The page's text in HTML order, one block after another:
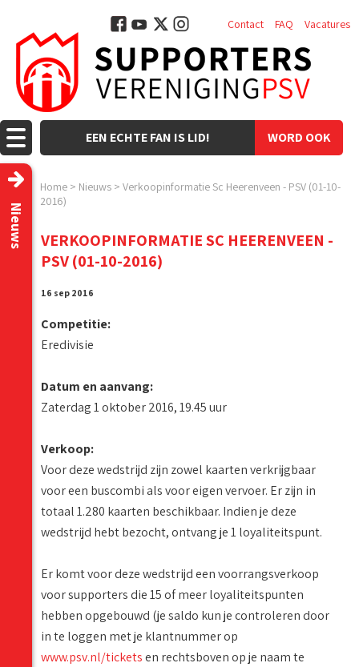
WORD OOK
EEN ECHTE FAN IS LID!
Contact FAQ Vacatures
Home > Nieuws > Verkoopinformatie Sc Heerenveen - PSV (01-10-
2016)
Nieuws
VERKOOPINFORMATIE SC HEERENVEEN -
PSV (01-10-2016)
16 sep 2016
Competitie:
Eredivisie
Datum en aanvang:
Zaterdag 1 oktober 2016, 19.45 uur
Verkoop:
Voor deze wedstrijd zijn zowel kaarten verkrijgbaar
voor een buscombi als voor eigen vervoer. Er zijn in
totaal 1.280 kaarten beschikbaar. Indien je deze
wedstrijd hebt bezocht, ontvang je 1 loyaliteitspunt.
Er komt voor deze wedstrijd een voorrangsverkoop
voor supporters die 15 of meer loyaliteitspunten
hebben opgebouwd (je saldo kun je controleren door
in te loggen met je klantnummer op
www.psv.nl/ticketsen rechtsboven op je naam te